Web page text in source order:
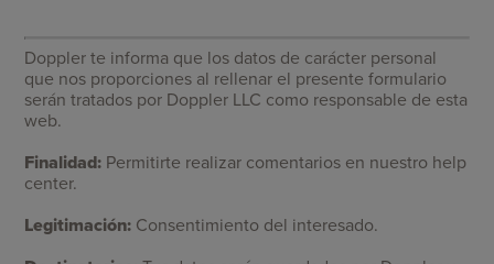
Doppler te informa que los datos de carácter personal
que nos proporciones al rellenar el presente formulario
serán tratados por Doppler LLC como responsable de esta
web.
Finalidad: Permitirte realizar comentarios en nuestro help
center.
Legitimación: Consentimiento del interesado.